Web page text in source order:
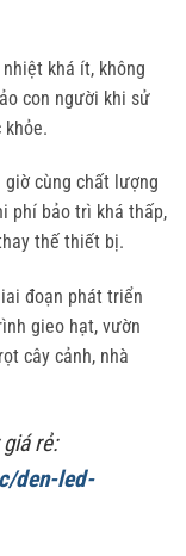
khá ít, không
con người khi sử
cùng chất lượng
phí bảo trì khá thấp,
thế thiết bị.
đoạn phát triển
gieo hạt, vườn
cây cảnh, nhà
rẻ:
den-led-